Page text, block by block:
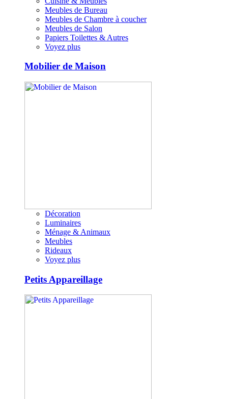
Meubles de Bureau
Meubles de Chambre à coucher
Meubles de Salon
Papiers Toilettes & Autres
Voyez plus
Mobilier de Maison
Décoration
Luminaires
Ménage & Animaux
Meubles
Rideaux
Voyez plus
Petits Appareillage